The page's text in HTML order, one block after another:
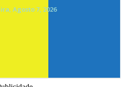
Agosto 7, 2026